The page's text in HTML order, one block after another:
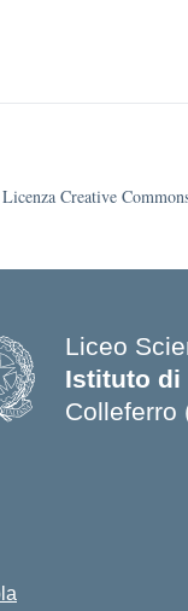
Creative
Liceo
Istituto di
Colleferro